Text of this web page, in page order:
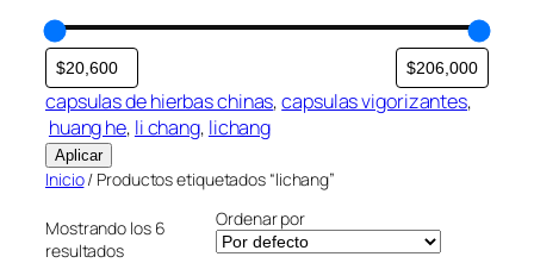
g
o
r
í
a
capsulas de hierbas chinas, capsulas vigorizantes,
huang he, li chang, lichang
Aplicar
Inicio/ Productos etiquetados “lichang”
Mostrando los 6
resultados
Ordenar por